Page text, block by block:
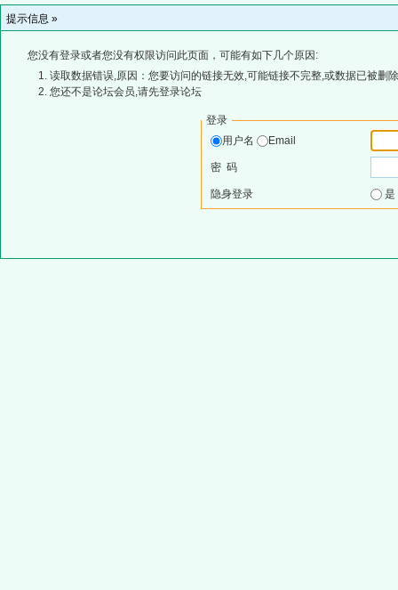
提示信息 »
您没有登录或者您没有权限访问此页面，可能有如下几个原因:
读取数据错误,原因：您要访问的链接无效,可能链接不完整,或数据已被删
您还不是论坛会员,请先登录论坛
登录
用户名
Email
密 码
隐身登录